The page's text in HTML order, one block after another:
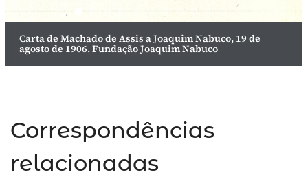
Carta de Machado de Assis a Joaquim Nabuco, 19 de
agosto de 1906. Fundação Joaquim Nabuco
Correspondências
relacionadas